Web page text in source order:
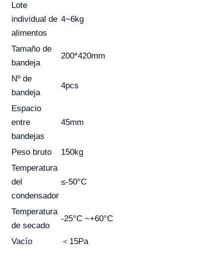
Lote
individual de
alimentos
4~6kg
Tamaño de
bandeja
200*420mm
Nº de
bandeja
4pcs
Espacio
entre
bandejas
45mm
Peso bruto
150kg
Temperatura
del
condensador
≤-50°C
Temperatura
de secado
-25°C ~+60°C
Vacío ＜15Pa